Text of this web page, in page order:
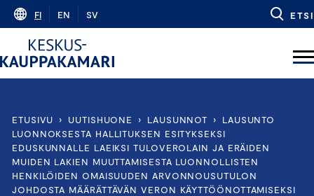
Skip
content
FI EN SV ETSI
ETUSIVU › UUTISHUONE › LAUSUNNOT ›
LAUSUNTO
LUONNOKSESTA HALLITUKSEN ESITYKSEKSI
EDUSKUNNALLE LAEIKSI TULOVEROLAIN JA ERÄIDEN
MUIDEN LAKIEN MUUTTAMISESTA LUONNOLLISTEN
HENKILÖIDEN OMAISUUDEN ARVONNOUSUTULON
JOHDOSTA MÄÄRÄTTÄVÄN VERON KÄYTTÖÖNOTTAMISEKSI